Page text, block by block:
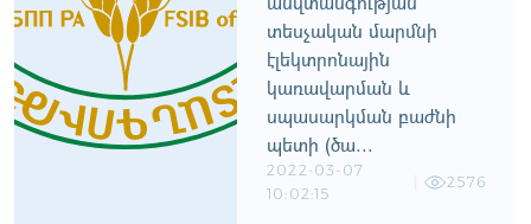
տեսչական մարմնի
էլեկտրոնային
կառավարման և
սպասարկման բաժնի
պետի (ծա...
2022-03-07
10:02:15
2576